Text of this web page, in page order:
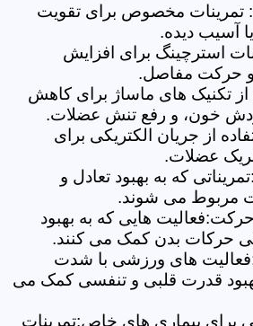
تمرینات مخصوص برای تقویت
آسیب دیده.
استرچینگ برای افزایش
و حرکت مفاصل.
از تکنیک های ماساژ برای کاهش
خون، و رفع تنش عضلات.
از جریان الکتریکی برای
عضلات.
که به بهبود تعادل و
مربوط می شوند.
هایی که به بهبود
حرکات بدن کمک می کنند.
های ورزشی با شدت
قدرت قلبی و تنفسی کمک می
برای بیماری های خاص:تمرینات